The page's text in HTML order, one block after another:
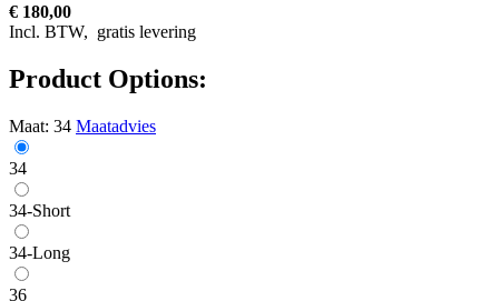
€ 180,00
Incl. BTW, gratis levering
Product Options:
Maat: 34 Maatadvies
34
34-Short
34-Long
36